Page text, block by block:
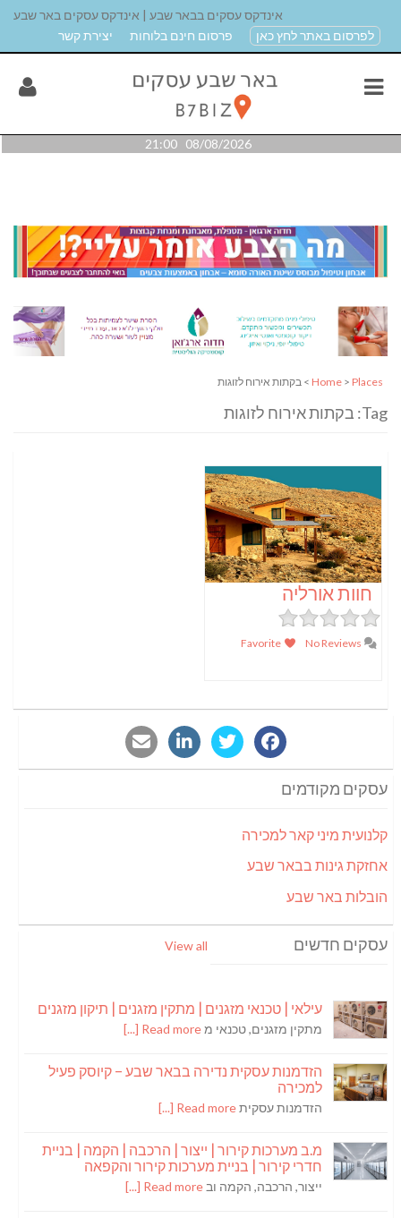
אינדקס עסקים בבאר שבע | אינדקס עסקים באר שבע
לפרסום באתר לחץ כאן
פרסום חינם בלוחות יצירת קשר
08/08/2026 21:00
Home > Places > בקתות אירוח לזוגות
Tag: בקתות אירוח לזוגות
חוות אורליה
עסקים מקודמים
קלנועית מיני קאר למכירה
אחזקת גינות בבאר שבע
הובלות באר שבע
עסקים חדשים View all
עילאי | טכנאי מזגנים | מתקין מזגנים | תיקון מזגנים
מתקין מזגנים, טכנאי מRead more [...]
הזדמנות עסקית נדירה בבאר שבע – קיוסק פעיל
למכירה
הזדמנות עסקיתRead more [...]
מ.ב מערכות קירור | ייצור | הרכבה | הקמה | בניית
חדרי קירור | בניית מערכות קירור והקפאה
ייצור, הרכבה, הקמה וב Read more [...]